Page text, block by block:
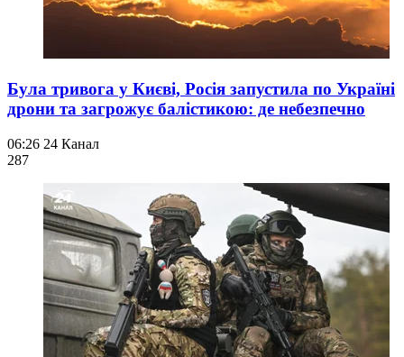
Була тривога у Києві, Росія запустила по Україні
дрони та загрожує балістикою: де небезпечно
06:26 24 Канал
287